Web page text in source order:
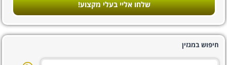
שלחו אליי בעלי מקצוע!
חיפוש במגזין